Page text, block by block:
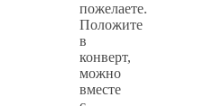
пожелаете.
Положите
в
конверт,
можно
вместе